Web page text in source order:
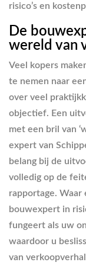
risico’s en
De
wereld van
Veel kopers
te nemen naar
over veel
objectief. Een
met een bril van
expert van
belang bij de
volledig op de
rapportage. Waar
bouwexpert in
fungeert als uw
waardoor u
van